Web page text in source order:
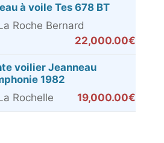
à voile Tes 678 BT
Roche Bernard
22,000.00€
voilier Jeanneau
1982
Rochelle
19,000.00€